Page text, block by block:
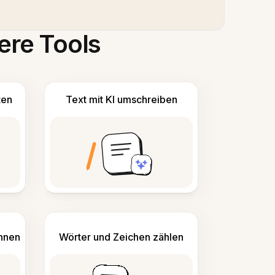
Tools
Text mit KI umschreiben
Wörter und Zeichen zählen